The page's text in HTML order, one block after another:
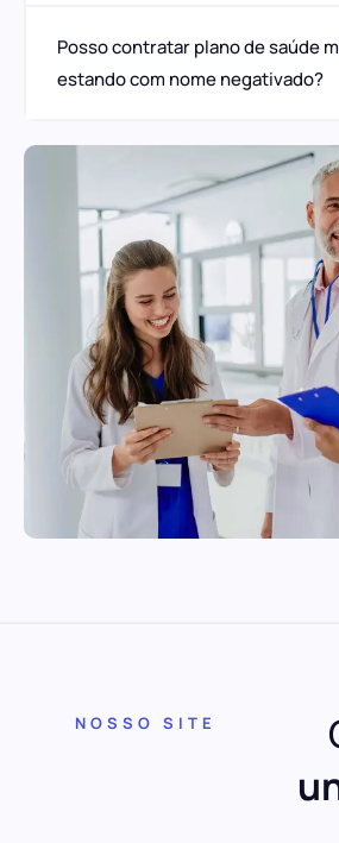
Posso contratar plano de saúde
estando com nome negativado?
NOSSO SITE